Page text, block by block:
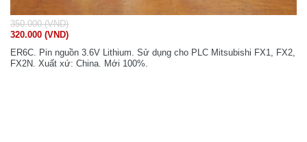
350.000 (VND)
320.000 (VND)
ER6C. Pin nguồn 3.6V Lithium. Sử dụng cho PLC Mitsubishi FX1, FX2,
FX2N. Xuất xứ: China. Mới 100%.